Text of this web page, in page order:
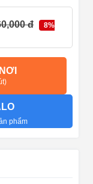
đ
8%
phẩm